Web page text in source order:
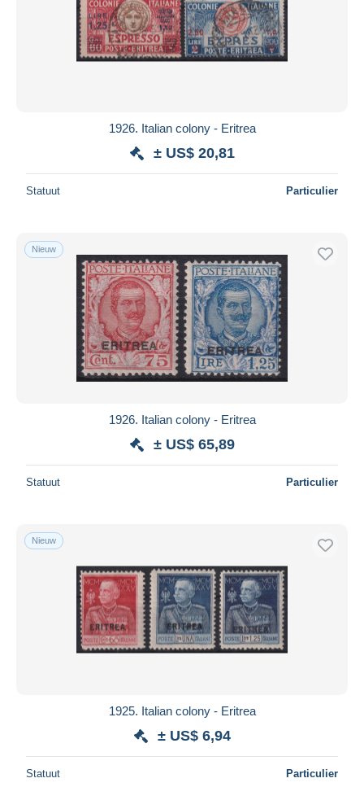
1926. Italian colony - Eritrea
± US$ 20,81
Statuut Particulier
Nieuw
1926. Italian colony - Eritrea
± US$ 65,89
Statuut Particulier
Nieuw
1925. Italian colony - Eritrea
± US$ 6,94
Statuut Particulier